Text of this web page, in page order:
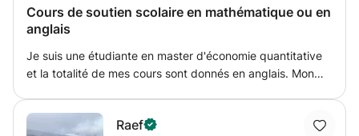
Le prix est à définir selon le niveau et les heures de cours.
Si vous souhaitez pouvez me contacter pour plus
Cours de soutien scolaire en mathématique ou en
anglais
Je suis une étudiante en master d'économie quantitative
et la totalité de mes cours sont donnés en anglais. Mon
méthode de travail efficace pour le rendre autonome dans
Raef